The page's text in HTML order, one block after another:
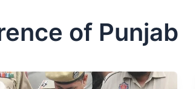
of Punjab